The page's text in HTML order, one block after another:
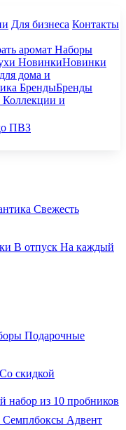
Для бизнеса Контакты
аромат Наборы
НовинкиНовинки
дома и
БрендыБренды
Коллекции и
ПВЗ
Свежесть
В отпуск На каждый
Подарочные
Со скидкой
набор из 10 пробников
Семплбоксы Адвент